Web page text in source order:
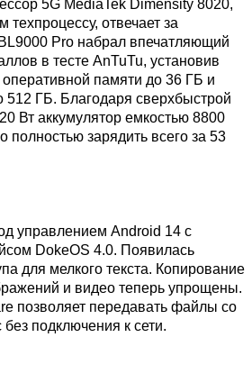
5G MediaTek Dimensity 8020,
техпроцессу, отвечает за
Pro набрал впечатляющий
в тесте AnTuTu, установив
памяти до 36 ГБ и
512 ГБ. Благодаря сверхбыстрой
Вт аккумулятор емкостью 8800
зарядить всего за 53
управлением Android 14 с
DokeOS 4.0. Появилась
для мелкого текста. Копирование
и видео теперь упрощены.
позволяет передавать файлы со
подключения к сети.